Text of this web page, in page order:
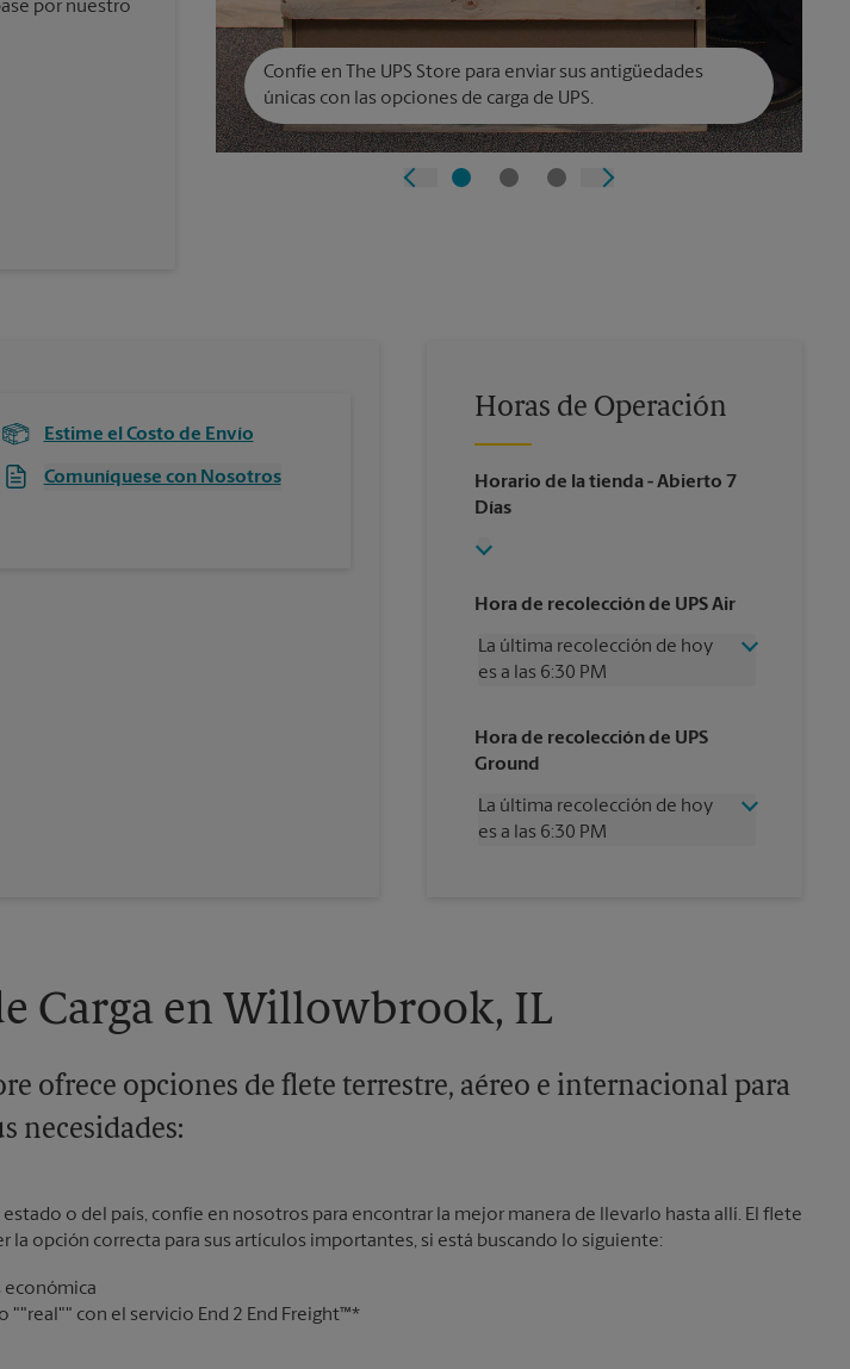
por nuestro
Confíe en The UPS Store para enviar sus antigüedades
únicas con las opciones de carga de UPS.
Estime el Costo de Envío
Comuníquese con Nosotros
Horas de Operación
Horario de la tienda - Abierto 7
Días
Hora de recolección de UPS Air
La última recolección de hoy
es a las 6:30 PM
Jueves
6:30 PM
Viernes
Sábado
2:30 PM
Domingo
Sin Recolección
Hora de recolección de UPS
Ground
La última recolección de hoy
es a las 6:30 PM
Domingo
Lunes
Carga en Willowbrook, IL
ofrece opciones de flete terrestre, aéreo e internacional para
necesidades:
estado o del país, confíe en nosotros para encontrar la mejor manera de llevarlo hasta allí. El flete
la opción correcta para sus artículos importantes, si está buscando lo siguiente:
""real"" con el servicio End 2 End Freight™*